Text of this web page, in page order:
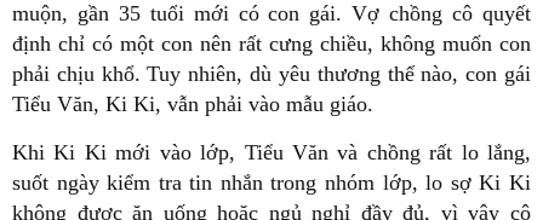
muộn, gần 35 tuổi mới có con gái. Vợ chồng cô quyết
định chỉ có một con nên rất cưng chiều, không muốn con
phải chịu khổ.Tuy nhiên, dù yêu thương thế nào, con gái
Tiểu Văn, Ki Ki, vẫn phải vào mẫu giáo.
Khi Ki Ki mới vào lớp, Tiểu Văn và chồng rất lo lắng,
suốt ngày kiểm tra tin nhắn trong nhóm lớp, lo sợ Ki Ki
không được ăn uống hoặc ngủ nghỉ đầy đủ, vì vậy cô